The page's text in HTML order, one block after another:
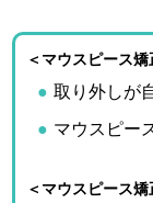
＜マウスピース
取り外しが
マウスピー
＜マウスピース